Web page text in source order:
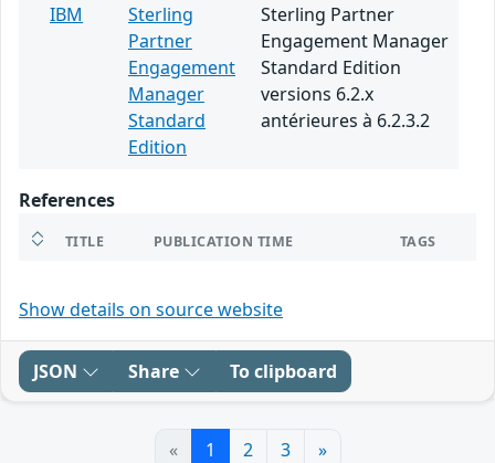
IBM
Sterling
Partner
Engagement
Manager
Standard
Edition
Sterling Partner
Engagement Manager
Standard Edition
versions 6.2.x
antérieures à 6.2.3.2
References
TITLE PUBLICATION TIME TAGS
Show details on source website
JSON Share To clipboard
« 1 2 3 »